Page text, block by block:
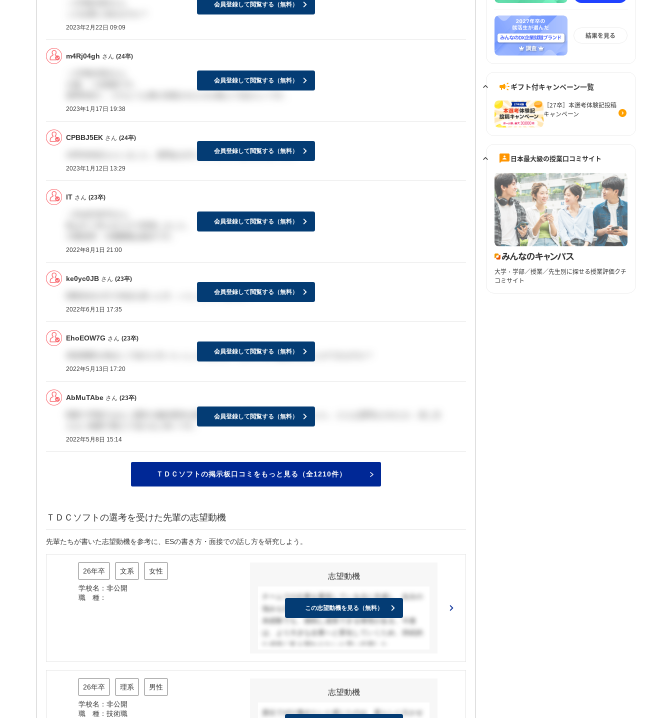
2023年2月22日 09:09
会員登録して閲覧する（無料）
m4Rj04gh さん (24卒)
2023年1月17日 19:38
会員登録して閲覧する（無料）
CPBBJ5EK さん (24卒)
24卒内内定もらいました。質問ある方いらっしゃいましたらどうぞ。
2023年1月12日 13:29
会員登録して閲覧する（無料）
IT さん (23卒)
2022年8月1日 21:00
会員登録して閲覧する（無料）
ke0yc0JB さん (23卒)
関西支社の方で内定を貰った方、いらっしゃいますか？
2022年6月1日 17:35
会員登録して閲覧する（無料）
EhoEOW7G さん (23卒)
承諾期限を伸ばして頂けた方いらっしゃいますか？どのぐらい延長することができますか？
2022年5月13日 17:20
会員登録して閲覧する（無料）
AbMuTAbe さん (23卒)
関西で早期ではなく通常の最終選考を既に終えられた方いらっしゃいましたら、どんな質問をされたか、差し支
えない範囲で教えて頂けると幸いです。
2022年5月8日 15:14
会員登録して閲覧する（無料）
ＴＤＣソフトの掲示板口コミをもっと見る（全1210件）
ＴＤＣソフトの選考を受けた先輩の志望動機
先輩たちが書いた志望動機を参考に、ESの書き方・面接での話し方を研究しよう。
26年卒 文系 女性
学校名：非公開
職 種：
志望動機
チームでの仕事を重視している点に共感し、自分の
強みも活かせると考えた。
未経験でも、挑戦し成長できる環境がある。今後
は、より大きな企業へと変化していくため、持続的
この志望動機を見る（無料）
26年卒 理系 男性
学校名：非公開
職 種：技術職
志望動機
貴社でぜひ働きたいと感じたのは、暮らしに欠かせ
結果を見る
ギフト付キャンペーン一覧
［27卒］本選考体験記投稿
キャンペーン
日本最大級の授業口コミサイト
大学・学部／授業／先生別に探せる授業評価クチ
コミサイト